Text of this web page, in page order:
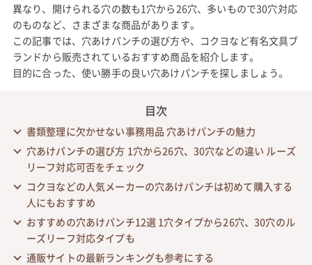
異なり、開けられる穴の数も1穴から26穴、多いもので30穴対応
のものなど、さまざまな商品があります。
この記事では、穴あけパンチの選び方や、コクヨなど有名文具ブ
ランドから販売されているおすすめ商品を紹介します。
目的に合った、使い勝手の良い穴あけパンチを探しましょう。
目次
書類整理に欠かせない事務用品 穴あけパンチの魅力
穴あけパンチの選び方 1穴から26穴、30穴などの違い ルーズ
リーフ対応可否をチェック
コクヨなどの人気メーカーの穴あけパンチは初めて購入する
人にもおすすめ
おすすめの穴あけパンチ12選 1穴タイプから26穴、30穴のル
ーズリーフ対応タイプも
通販サイトの最新ランキングも参考にする